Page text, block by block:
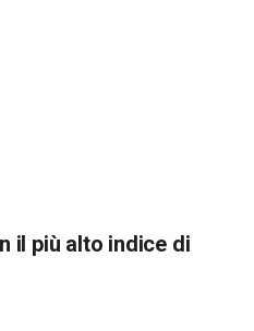
il più alto indice di